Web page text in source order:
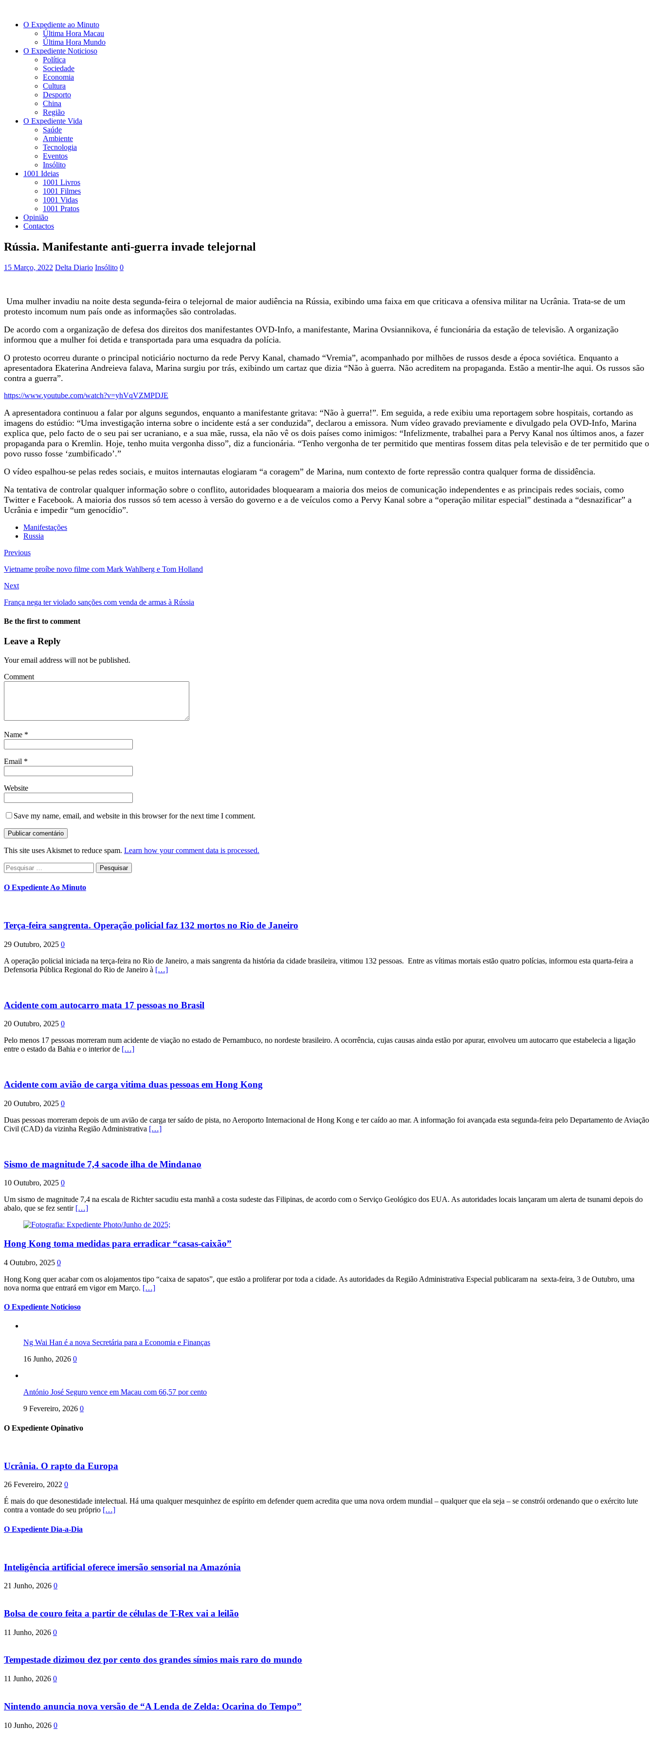
O Expediente ao Minuto
Última Hora Macau
Última Hora Mundo
O Expediente Noticioso
Política
Sociedade
Economia
Cultura
Desporto
China
Região
O Expediente Vida
Saúde
Ambiente
Tecnologia
Eventos
Insólito
1001 Ideias
1001 Livros
1001 Filmes
1001 Vidas
1001 Pratos
Opinião
Contactos
Rússia. Manifestante anti-guerra invade telejornal
15 Março, 2022 Delta Diario Insólito 0
Uma mulher invadiu na noite desta segunda-feira o telejornal de maior audiência na Rússia, exibindo uma faixa em que criticava a ofensiva militar na Ucrânia. Trata-se de um
protesto incomum num país onde as informações são controladas.
De acordo com a organização de defesa dos direitos dos manifestantes OVD-Info, a manifestante, Marina Ovsiannikova, é funcionária da estação de televisão. A organização
informou que a mulher foi detida e transportada para uma esquadra da polícia.
O protesto ocorreu durante o principal noticiário nocturno da rede Pervy Kanal, chamado “Vremia”, acompanhado por milhões de russos desde a época soviética. Enquanto a
apresentadora Ekaterina Andreieva falava, Marina surgiu por trás, exibindo um cartaz que dizia “Não à guerra. Não acreditem na propaganda. Estão a mentir-lhe aqui. Os russos são
contra a guerra”.
https://www.youtube.com/watch?v=yhVqVZMPDJE
A apresentadora continuou a falar por alguns segundos, enquanto a manifestante gritava: “Não à guerra!”. Em seguida, a rede exibiu uma reportagem sobre hospitais, cortando as
imagens do estúdio: “Uma investigação interna sobre o incidente está a ser conduzida”, declarou a emissora. Num vídeo gravado previamente e divulgado pela OVD-Info, Marina
explica que, pelo facto de o seu pai ser ucraniano, e a sua mãe, russa, ela não vê os dois países como inimigos: “Infelizmente, trabalhei para a Pervy Kanal nos últimos anos, a fazer
propaganda para o Kremlin. Hoje, tenho muita vergonha disso”, diz a funcionária. “Tenho vergonha de ter permitido que mentiras fossem ditas pela televisão e de ter permitido que o
povo russo fosse ‘zumbificado’.”
O vídeo espalhou-se pelas redes sociais, e muitos internautas elogiaram “a coragem” de Marina, num contexto de forte repressão contra qualquer forma de dissidência.
Na tentativa de controlar qualquer informação sobre o conflito, autoridades bloquearam a maioria dos meios de comunicação independentes e as principais redes sociais, como
Twitter e Facebook. A maioria dos russos só tem acesso à versão do governo e a de veículos como a Pervy Kanal sobre a “operação militar especial” destinada a “desnazificar” a
Ucrânia e impedir “um genocídio”.
Manifestações
Russia
Previous
Vietname proíbe novo filme com Mark Wahlberg e Tom Holland
Next
França nega ter violado sanções com venda de armas à Rússia
Be the first to comment
Leave a Reply
Your email address will not be published.
Comment
Name *
Email *
Website
Save my name, email, and website in this browser for the next time I comment.
This site uses Akismet to reduce spam. Learn how your comment data is processed.
Pesquisar
por:
O Expediente Ao Minuto
Terça-feira sangrenta. Operação policial faz 132 mortos no Rio de Janeiro
29 Outubro, 2025 0
A operação policial iniciada na terça-feira no Rio de Janeiro, a mais sangrenta da história da cidade brasileira, vitimou 132 pessoas. Entre as vítimas mortais estão quatro polícias, informou esta quarta-feira a
Defensoria Pública Regional do Rio de Janeiro à […]
Acidente com autocarro mata 17 pessoas no Brasil
20 Outubro, 2025 0
Pelo menos 17 pessoas morreram num acidente de viação no estado de Pernambuco, no nordeste brasileiro. A ocorrência, cujas causas ainda estão por apurar, envolveu um autocarro que estabelecia a ligação
entre o estado da Bahia e o interior de […]
Acidente com avião de carga vitima duas pessoas em Hong Kong
20 Outubro, 2025 0
Duas pessoas morreram depois de um avião de carga ter saído de pista, no Aeroporto Internacional de Hong Kong e ter caído ao mar. A informação foi avançada esta segunda-feira pelo Departamento de Aviação
Civil (CAD) da vizinha Região Administrativa […]
Sismo de magnitude 7,4 sacode ilha de Mindanao
10 Outubro, 2025 0
Um sismo de magnitude 7,4 na escala de Richter sacudiu esta manhã a costa sudeste das Filipinas, de acordo com o Serviço Geológico dos EUA. As autoridades locais lançaram um alerta de tsunami depois do
abalo, que se fez sentir […]
Hong Kong toma medidas para erradicar “casas-caixão”
4 Outubro, 2025 0
Hong Kong quer acabar com os alojamentos tipo “caixa de sapatos”, que estão a proliferar por toda a cidade. As autoridades da Região Administrativa Especial publicaram na sexta-feira, 3 de Outubro, uma
nova norma que entrará em vigor em Março. […]
O Expediente Noticioso
Ng Wai Han é a nova Secretária para a Economia e Finanças
16 Junho, 2026 0
António José Seguro vence em Macau com 66,57 por cento
9 Fevereiro, 2026 0
O Expediente Opinativo
Ucrânia. O rapto da Europa
26 Fevereiro, 2022 0
É mais do que desonestidade intelectual. Há uma qualquer mesquinhez de espírito em defender quem acredita que uma nova ordem mundial – qualquer que ela seja – se constrói ordenando que o exército lute
contra a vontade do seu próprio […]
O Expediente Dia-a-Dia
Inteligência artificial oferece imersão sensorial na Amazónia
21 Junho, 2026 0
Bolsa de couro feita a partir de células de T-Rex vai a leilão
11 Junho, 2026 0
Tempestade dizimou dez por cento dos grandes símios mais raro do mundo
11 Junho, 2026 0
Nintendo anuncia nova versão de “A Lenda de Zelda: Ocarina do Tempo”
10 Junho, 2026 0